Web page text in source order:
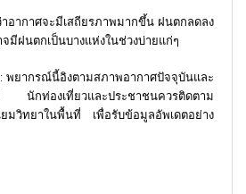
าอากาศจะมีเสถียรภาพมากขึ้น ฝนตกลดลง
มีฝนตกเป็นบางแห่งในช่วงบ่ายแก่ๆ
: พยากรณ์นี้อิงตามสภาพอากาศปัจจุบันและ
นักท่องเที่ยวและประชาชนควรติดตาม
มวิทยาในพื้นที่ เพื่อรับข้อมูลอัพเดตอย่าง